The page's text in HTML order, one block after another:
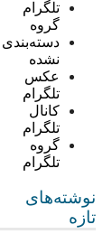
تلگرام
گروه
دسته‌بندی
نشده
عکس
تلگرام
کانال
تلگرام
گروه
تلگرام
نوشته‌های
تازه